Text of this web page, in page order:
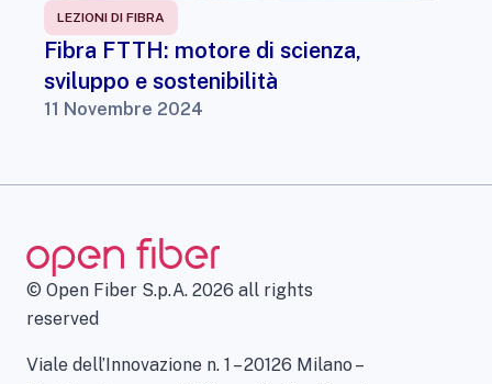
LEZIONI DI FIBRA
Fibra FTTH: motore di scienza,
sviluppo e sostenibilità
11 Novembre 2024
© Open Fiber S.p.A. 2026 all rights
reserved
Viale dell’Innovazione n. 1 – 20126 Milano –